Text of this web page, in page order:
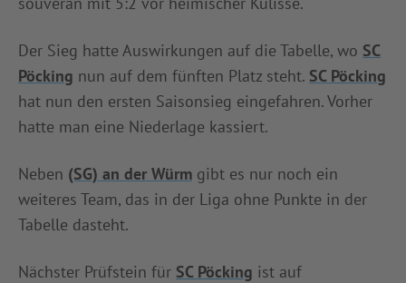
Der Sieg hatte Auswirkungen auf die Tabelle, wo SC
Pöcking nun auf dem fünften Platz steht. SC Pöcking
hat nun den ersten Saisonsieg eingefahren. Vorher
hatte man eine Niederlage kassiert.
Neben (SG) an der Würm gibt es nur noch ein
weiteres Team, das in der Liga ohne Punkte in der
Tabelle dasteht.
Nächster Prüfstein für SC Pöcking ist auf